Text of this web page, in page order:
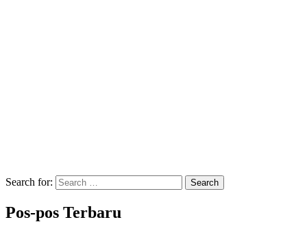
Search for: Search
Pos-pos Terbaru